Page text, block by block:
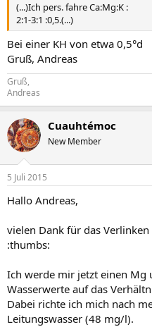
(...)Ich pers. fahre Ca:Mg:K :
2:1-3:1 :0,5.(...)
Bei einer KH von etwa 0,5°d
Gruß, Andreas
Gruß,
Andreas
Cuauhtémoc
New Member
5 Juli 2015
Hallo Andreas,
vielen Dank für das
:thumbs:
Ich werde mir jetzt einen Mg
Wasserwerte auf das
Dabei richte ich mich nach
Leitungswasser (48 mg/l).